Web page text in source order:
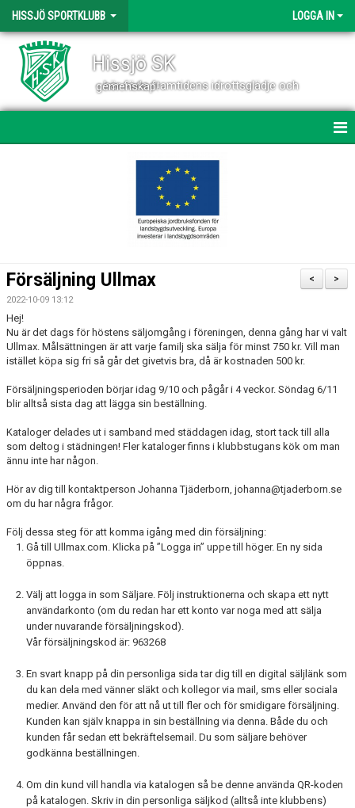
HISSJÖ SPORTKLUBB LOGGA IN
Hissjö SK
- här föds framtidens idrottsglädje och gemenskap!
VÄRDEGRUND OCH VERKSAMHETSIDÉ
KONTAKT
VÅRA LAG
KALENDER
BOKNINGAR
MATCHER
HYRA
DOKUMENT
>
<
Försäljning Ullmax
2022-10-09 13:12
Hej!
Nu är det dags för höstens säljomgång i föreningen, denna gång har vi valt
Ullmax. Målsättningen är att varje familj ska sälja för minst 750 kr. Vill man
istället köpa sig fri så går det givetvis bra, då är kostnaden 500 kr.
Försäljningsperioden börjar idag 9/10 och pågår i 4 veckor. Söndag 6/11
blir alltså sista dag att lägga sin beställning.
Kataloger delades ut i samband med städdagen idag, stort tack till alla
som deltog i städningen! Fler kataloger finns i klubbstugans kök om man
ännu inte har någon.
Hör av dig till kontaktperson Johanna Tjäderborn, johanna@tjaderborn.se
om du har några frågor.
Följ dessa steg för att komma igång med din försäljning:
Gå till Ullmax.com. Klicka på ”Logga in” uppe till höger. En ny sida
öppnas.
Välj att logga in som Säljare. Följ instruktionerna och skapa ett nytt
användarkonto (om du redan har ett konto var noga med att sälja
under nuvarande försäljningskod).
Vår försäljningskod är: 963268
En svart knapp på din personliga sida tar dig till en digital säljlänk som
du kan dela med vänner släkt och kollegor via mail, sms eller sociala
medier. Använd den för att nå ut till fler och för smidigare försäljning.
Kunden kan själv knappa in sin beställning via denna. Både du och
kunden får sedan ett bekräftelsemail. Du som säljare behöver
godkänna beställningen.
Om din kund vill handla via katalogen så be denne använda QR-koden
på katalogen. Skriv in din personliga säljkod (alltså inte klubbens)